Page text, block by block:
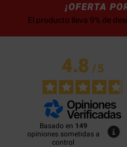
¡OFERTA
El producto lleva 9% de
4.8/5
Basado en 149
opiniones sometidas a
control